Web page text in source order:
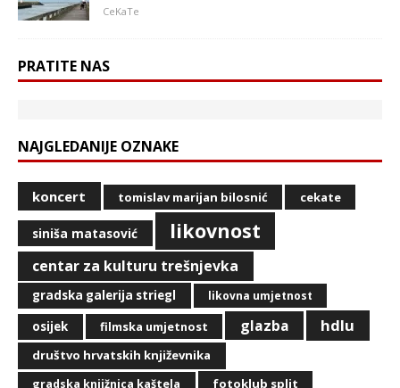
CeKaTe
PRATITE NAS
NAJGLEDANIJE OZNAKE
koncert tomislav marijan bilosnić cekate
siniša matasović likovnost
centar za kulturu trešnjevka
gradska galerija striegl likovna umjetnost
osijek filmska umjetnost glazba hdlu
društvo hrvatskih književnika
gradska knjižnica kaštela fotoklub split